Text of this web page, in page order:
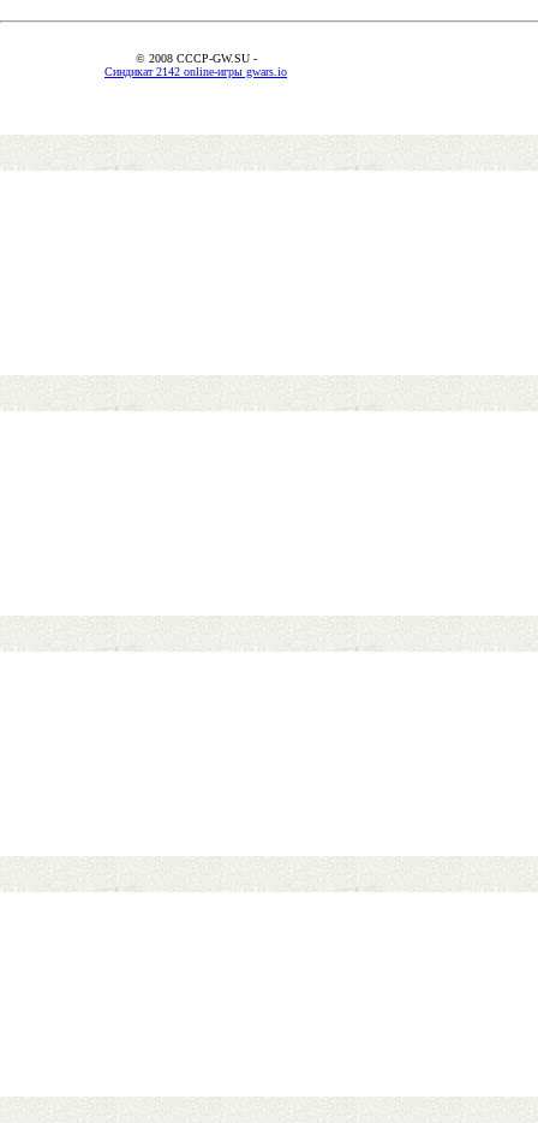
© 2008 CCCP-GW.SU -
Синдикат 2142 online-игры gwars.io